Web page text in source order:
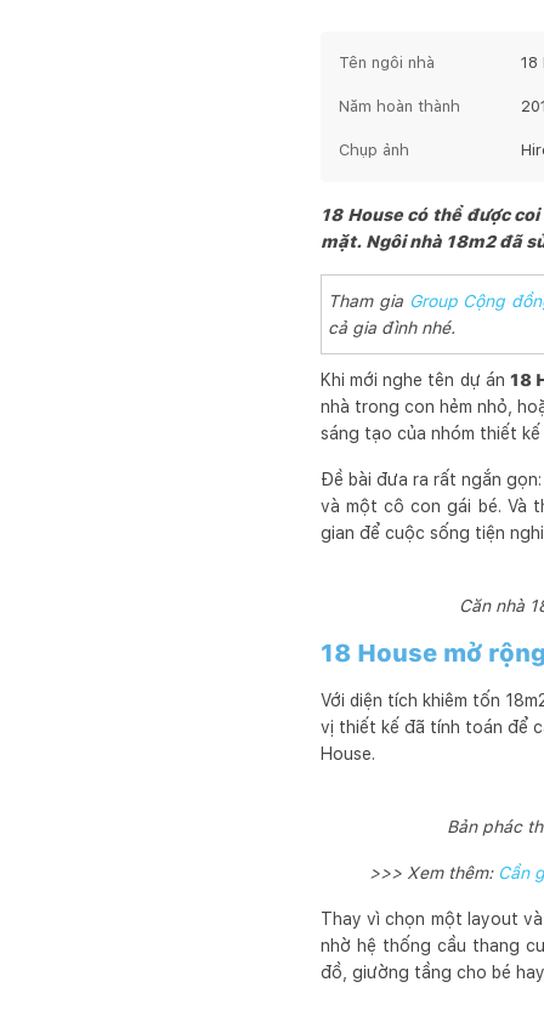
Tên ngôi nhà 18
Năm hoàn thành
Chụp ảnh
18 House có thể được
mặt. Ngôi nhà 18m2 đã
Tham gia Group Cộng
cả gia đình nhé.
Khi mới nghe tên dự án 18
nhà trong con hẻm nhỏ,
sáng tạo của nhóm thiết
Đề bài đưa ra rất ngắn
và một cô con gái bé. Và
gian để cuộc sống tiện
Căn nhà
18 House mở
Với diện tích khiêm tốn
vị thiết kế đã tính toán để
House.
Bản phác
>>> Xem thêm: Cần
Thay vì chọn một layout
nhờ hệ thống cầu thang
đồ, giường tầng cho bé